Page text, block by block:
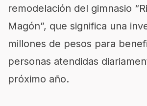
remodelación del gimnasio
Magón”, que significa una
millones de pesos para
personas atendidas
próximo año.